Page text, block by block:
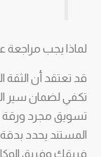
لماذا يجب مراجعة
قد تعتقد أن الثقة
تكفي لضمان سير
تسويق مجرد ورقة
المستند يحدد
فريقك وفريق